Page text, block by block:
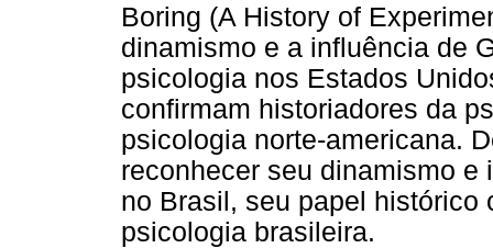
Boring (A History of
dinamismo e a influência de
psicologia nos Estados
confirmam historiadores da
psicologia norte-americana.
reconhecer seu dinamismo
no Brasil, seu papel histórico
psicologia brasileira.